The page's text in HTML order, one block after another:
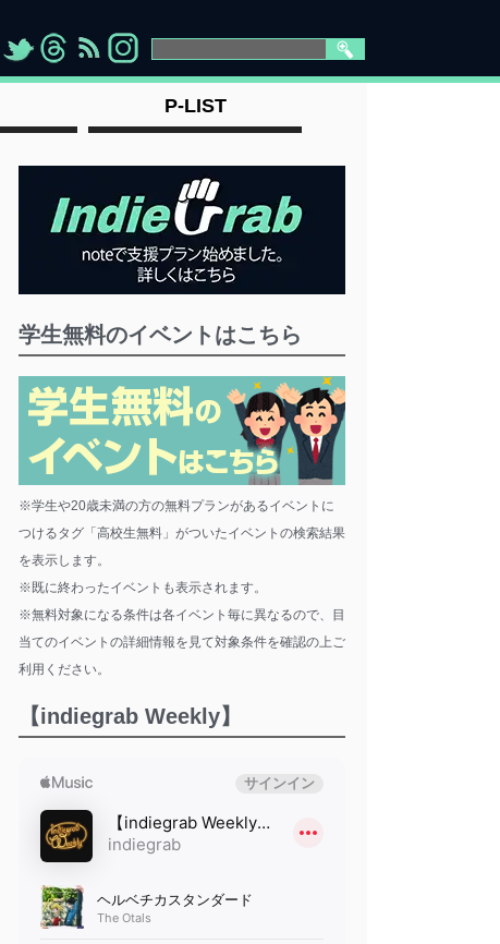
"> "> "> " >
P-LIST
学生無料のイベントはこちら
※学生や20歳未満の方の無料プランがあるイベントに
つけるタグ「高校生無料」がついたイベントの検索結果
を表示します。
※既に終わったイベントも表示されます。
※無料対象になる条件は各イベント毎に異なるので、目
当てのイベントの詳細情報を見て対象条件を確認の上ご
利用ください。
【indiegrab Weekly】